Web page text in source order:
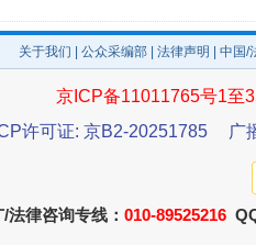
超标问题” 法
关于我们 公众采编部 法律声明 | 中国
京ICP备11011765号1至
许可证: 京B2-20251785
广
法律咨询专线： 010-89525216